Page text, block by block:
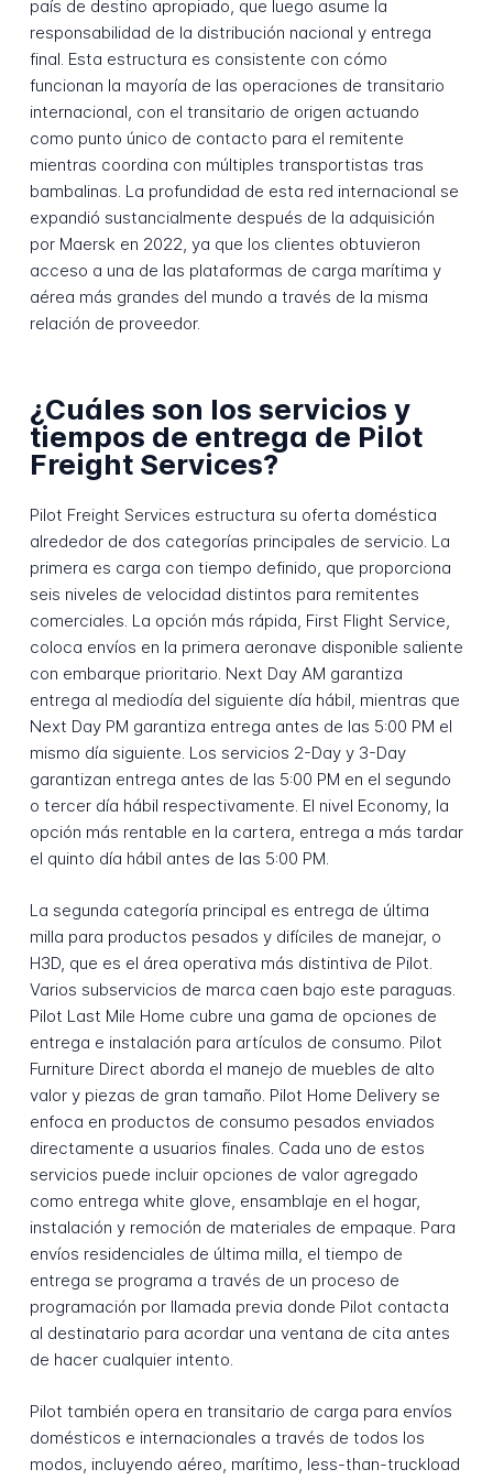
país de destino apropiado, que luego asume la
responsabilidad de la distribución nacional y entrega
final. Esta estructura es consistente con cómo
funcionan la mayoría de las operaciones de transitario
internacional, con el transitario de origen actuando
como punto único de contacto para el remitente
mientras coordina con múltiples transportistas tras
bambalinas. La profundidad de esta red internacional se
expandió sustancialmente después de la adquisición
por Maersk en 2022, ya que los clientes obtuvieron
acceso a una de las plataformas de carga marítima y
aérea más grandes del mundo a través de la misma
relación de proveedor.
¿Cuáles son los servicios y
tiempos de entrega de Pilot
Freight Services?
Pilot Freight Services estructura su oferta doméstica
alrededor de dos categorías principales de servicio. La
primera es carga con tiempo definido, que proporciona
seis niveles de velocidad distintos para remitentes
comerciales. La opción más rápida, First Flight Service,
coloca envíos en la primera aeronave disponible saliente
con embarque prioritario. Next Day AM garantiza
entrega al mediodía del siguiente día hábil, mientras que
Next Day PM garantiza entrega antes de las 5:00 PM el
mismo día siguiente. Los servicios 2-Day y 3-Day
garantizan entrega antes de las 5:00 PM en el segundo
o tercer día hábil respectivamente. El nivel Economy, la
opción más rentable en la cartera, entrega a más tardar
el quinto día hábil antes de las 5:00 PM.
La segunda categoría principal es entrega de última
milla para productos pesados y difíciles de manejar, o
H3D, que es el área operativa más distintiva de Pilot.
Varios subservicios de marca caen bajo este paraguas.
Pilot Last Mile Home cubre una gama de opciones de
entrega e instalación para artículos de consumo. Pilot
Furniture Direct aborda el manejo de muebles de alto
valor y piezas de gran tamaño. Pilot Home Delivery se
enfoca en productos de consumo pesados enviados
directamente a usuarios finales. Cada uno de estos
servicios puede incluir opciones de valor agregado
como entrega white glove, ensamblaje en el hogar,
instalación y remoción de materiales de empaque. Para
envíos residenciales de última milla, el tiempo de
entrega se programa a través de un proceso de
programación por llamada previa donde Pilot contacta
al destinatario para acordar una ventana de cita antes
de hacer cualquier intento.
Pilot también opera en transitario de carga para envíos
domésticos e internacionales a través de todos los
modos, incluyendo aéreo, marítimo, less-than-truckload